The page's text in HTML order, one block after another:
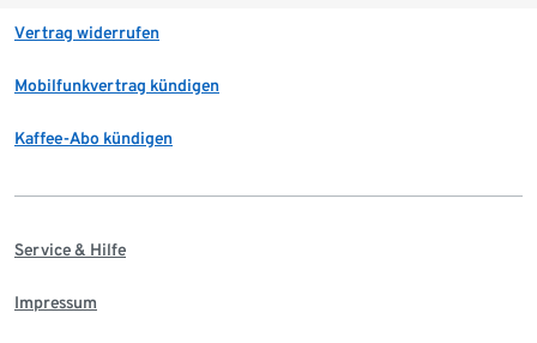
Vertrag widerrufen
Mobilfunkvertrag kündigen
Kaffee-Abo kündigen
Service & Hilfe
Impressum